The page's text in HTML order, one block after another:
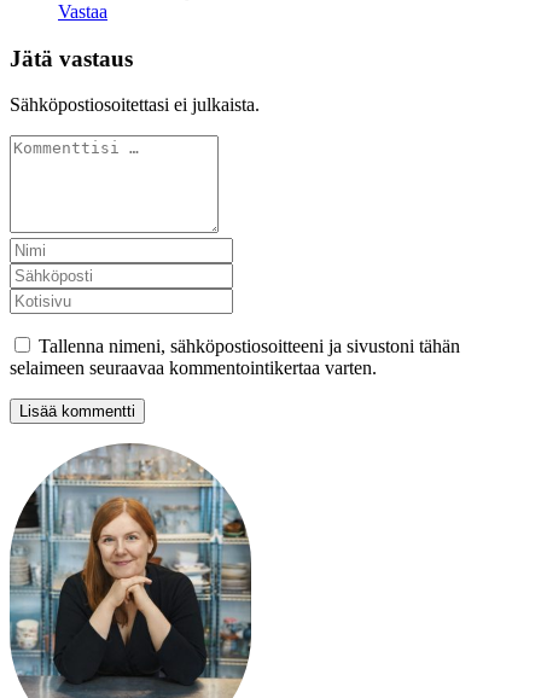
Vastaa
Jätä vastaus
Sähköpostiosoitettasi ei julkaista.
Tallenna nimeni, sähköpostiosoitteeni ja sivustoni tähän
selaimeen seuraavaa kommentointikertaa varten.